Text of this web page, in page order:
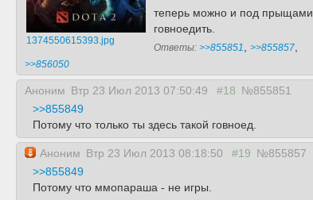
1374550615393.jpg
теперь можно и под прыщами
говноедить.
Ответы: >>855851 >>855857
>>856050
Аноним Втр 23 Июл 2013 07:50:49 #18 №855851
>>855849
Потому что только ты здесь такой говноед.
Аноним Втр 23 Июл 2013 08:18:50 #19 №855857
>>855849
Потому что ммопараша - не игры.